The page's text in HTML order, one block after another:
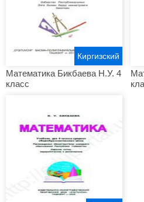
Математика Бикбаева Н.У. 4
класс
Киргизский